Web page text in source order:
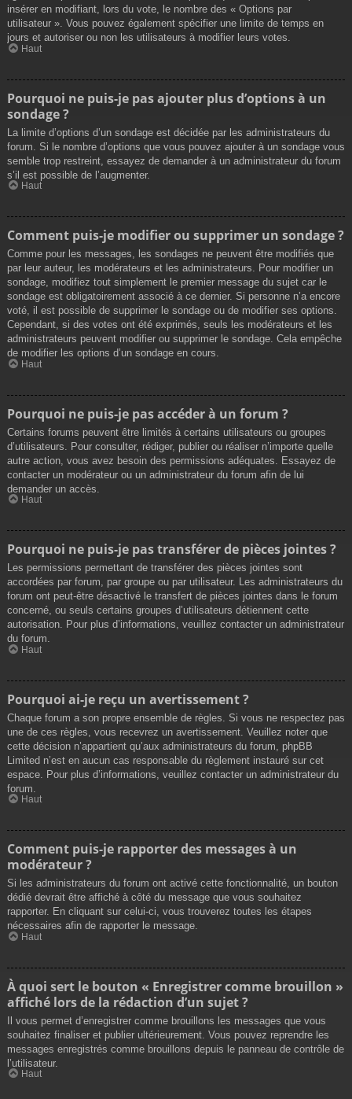
insérer en modifiant, lors du vote, le nombre des « Options par
utilisateur ». Vous pouvez également spécifier une limite de temps en
jours et autoriser ou non les utilisateurs à modifier leurs votes.
Haut
Pourquoi ne puis-je pas ajouter plus d’options à un
sondage ?
La limite d’options d’un sondage est décidée par les administrateurs du
forum. Si le nombre d’options que vous pouvez ajouter à un sondage vous
semble trop restreint, essayez de demander à un administrateur du forum
s’il est possible de l’augmenter.
Haut
Comment puis-je modifier ou supprimer un sondage ?
Comme pour les messages, les sondages ne peuvent être modifiés que
par leur auteur, les modérateurs et les administrateurs. Pour modifier un
sondage, modifiez tout simplement le premier message du sujet car le
sondage est obligatoirement associé à ce dernier. Si personne n’a encore
voté, il est possible de supprimer le sondage ou de modifier ses options.
Cependant, si des votes ont été exprimés, seuls les modérateurs et les
administrateurs peuvent modifier ou supprimer le sondage. Cela empêche
de modifier les options d’un sondage en cours.
Haut
Pourquoi ne puis-je pas accéder à un forum ?
Certains forums peuvent être limités à certains utilisateurs ou groupes
d’utilisateurs. Pour consulter, rédiger, publier ou réaliser n’importe quelle
autre action, vous avez besoin des permissions adéquates. Essayez de
contacter un modérateur ou un administrateur du forum afin de lui
demander un accès.
Haut
Pourquoi ne puis-je pas transférer de pièces jointes ?
Les permissions permettant de transférer des pièces jointes sont
accordées par forum, par groupe ou par utilisateur. Les administrateurs du
forum ont peut-être désactivé le transfert de pièces jointes dans le forum
concerné, ou seuls certains groupes d’utilisateurs détiennent cette
autorisation. Pour plus d’informations, veuillez contacter un administrateur
du forum.
Haut
Pourquoi ai-je reçu un avertissement ?
Chaque forum a son propre ensemble de règles. Si vous ne respectez pas
une de ces règles, vous recevrez un avertissement. Veuillez noter que
cette décision n’appartient qu’aux administrateurs du forum, phpBB
Limited n’est en aucun cas responsable du règlement instauré sur cet
espace. Pour plus d’informations, veuillez contacter un administrateur du
forum.
Haut
Comment puis-je rapporter des messages à un
modérateur ?
Si les administrateurs du forum ont activé cette fonctionnalité, un bouton
dédié devrait être affiché à côté du message que vous souhaitez
rapporter. En cliquant sur celui-ci, vous trouverez toutes les étapes
nécessaires afin de rapporter le message.
Haut
À quoi sert le bouton « Enregistrer comme brouillon »
affiché lors de la rédaction d’un sujet ?
Il vous permet d’enregistrer comme brouillons les messages que vous
souhaitez finaliser et publier ultérieurement. Vous pouvez reprendre les
messages enregistrés comme brouillons depuis le panneau de contrôle de
l’utilisateur.
Haut